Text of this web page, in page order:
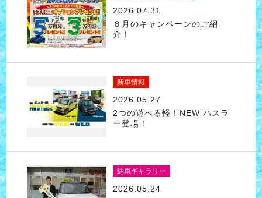
2026.07.31
８月のキャンペーンのご紹
介！
新車情報
2026.05.27
2つの遊べる軽！NEW ハスラ
ー登場！
納車ギャラリー
2026.05.24